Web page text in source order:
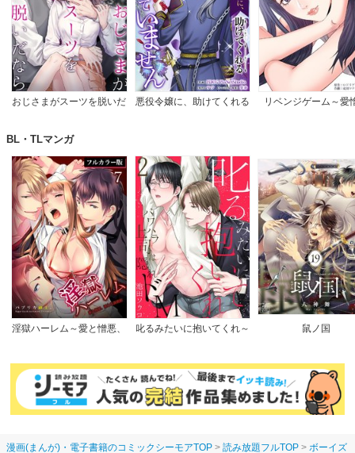
おじさまがスーツを脱いだ
悪役令嬢に、助けてくれる
リベンジゲーム～愛
BL・TLマンガ
淫獄ハーレム～愛と憎悪、
叱るみたいに抱いてくれ～
鼠ノ国
漫画(まんが)・電子書籍のコミックシーモアTOP 読み放題フルTOP ボーイズ